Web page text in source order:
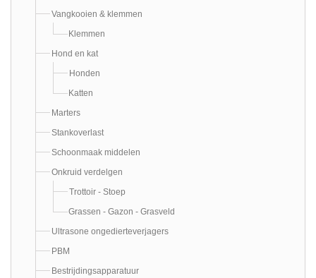
Vangkooien & klemmen
Klemmen
Hond en kat
Honden
Katten
Marters
Stankoverlast
Schoonmaak middelen
Onkruid verdelgen
Trottoir - Stoep
Grassen - Gazon - Grasveld
Ultrasone ongedierteverjagers
PBM
Bestrijdingsapparatuur